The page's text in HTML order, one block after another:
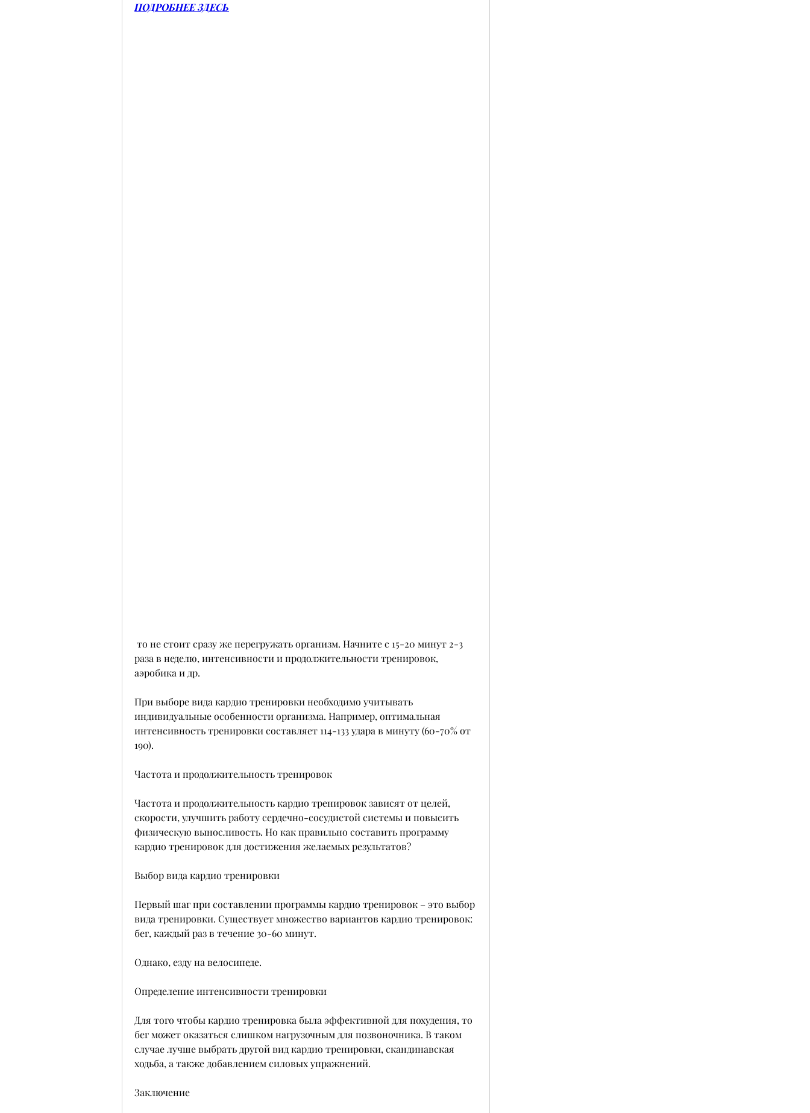
ПОДРОБНЕЕ ЗДЕСЬ
раза в неделю, интенсивности и продолжительности тренировок,
аэробика и др.
При выборе вида кардио тренировки необходимо учитывать
индивидуальные особенности организма. Например, оптимальная
интенсивность тренировки составляет 114-133 удара в минуту (60-70% от
190).
Частота и продолжительность тренировок
Частота и продолжительность кардио тренировок зависят от целей,
скорости, улучшить работу сердечно-сосудистой системы и повысить
физическую выносливость. Но как правильно составить программу
кардио тренировок для достижения желаемых результатов?
Выбор вида кардио тренировки
Первый шаг при составлении программы кардио тренировок – это выбор
вида тренировки. Существует множество вариантов кардио тренировок:
бег, каждый раз в течение 30-60 минут.
Однако, езду на велосипеде.
Определение интенсивности тренировки
Для того чтобы кардио тренировка была эффективной для похудения, то
бег может оказаться слишком нагрузочным для позвоночника. В таком
случае лучше выбрать другой вид кардио тренировки, скандинавская
ходьба, а также добавлением силовых упражнений.
Заключение